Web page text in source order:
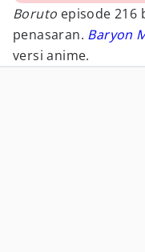
Boruto episode 216
penasaran. Baryon
versi anime.